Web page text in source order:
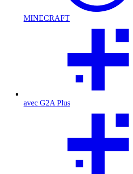
MINECRAFT
avec G2A Plus